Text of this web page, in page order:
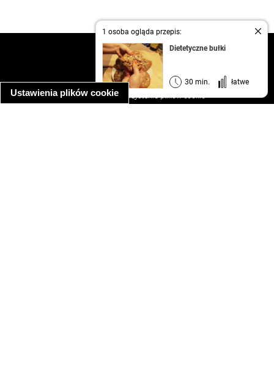
Ustawienia plików cookie
1 osoba ogląda przepis:
Dietetyczne bułki
30 min. łatwe
kontakt
regulamin
informacja o prywatności
informacja o wykorzystaniu plików cookie